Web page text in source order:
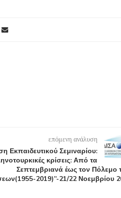
επόμενη ανάλυση
Εκπαιδευτικού Σεμιναρίου:
κρίσεις: Από τα
Σεπτεμβριανά έως τον Πόλεμο
2019)”-21/22 Νοεμβρίου